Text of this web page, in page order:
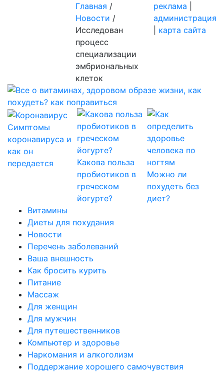
Главная /
Новости /
Исследован
процесс
специализации
эмбриональных
клеток
реклама
администрация
карта сайта
Симптомы
коронавируса и
как он
передается
Какова польза
пробиотиков в
греческом
йогурте?
Можно ли
похудеть без
диет?
Витамины
Диеты для похудания
Новости
Перечень заболеваний
Ваша внешность
Как бросить курить
Питание
Массаж
Для женщин
Для мужчин
Для путешественников
Компьютер и здоровье
Наркомания и алкоголизм
Поддержание хорошего самочувствия